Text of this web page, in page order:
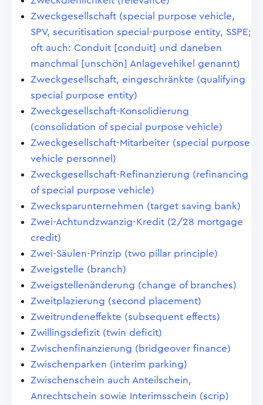
Zweckgesellschaft (special purpose vehicle,
SPV, securitisation special-purpose entity, SSPE;
oft auch: Conduit [conduit] und daneben
manchmal [unschön] Anlagevehikel genannt)
Zweckgesellschaft, eingeschränkte (qualifying
special purpose entity)
Zweckgesellschaft-Konsolidierung
(consolidation of special purpose vehicle)
Zweckgesellschaft-Mitarbeiter (special purpose
vehicle personnel)
Zweckgesellschaft-Refinanzierung (refinancing
of special purpose vehicle)
Zwecksparunternehmen (target saving bank)
Zwei-Achtundzwanzig-Kredit (2/28 mortgage
credit)
Zwei-Säulen-Prinzip (two pillar principle)
Zweigstelle (branch)
Zweigstellenänderung (change of branches)
Zweitplazierung (second placement)
Zweitrundeneffekte (subsequent effects)
Zwillingsdefizit (twin deficit)
Zwischenfinanzierung (bridgeover finance)
Zwischenparken (interim parking)
Zwischenschein auch Anteilschein,
Anrechtschein sowie Interimsschein (scrip)